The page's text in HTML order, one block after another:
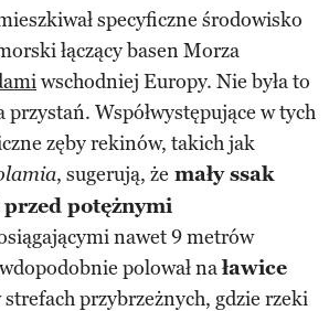
specyficzne środowisko
łączący basen Morza
wschodniej Europy. Nie była to
przystań. Współwystępujące w tych
zęby rekinów, takich jak
, sugerują, że mały ssak
potężnymi
nawet 9 metrów
polował naławice
strefach przybrzeżnych, gdzie rzeki